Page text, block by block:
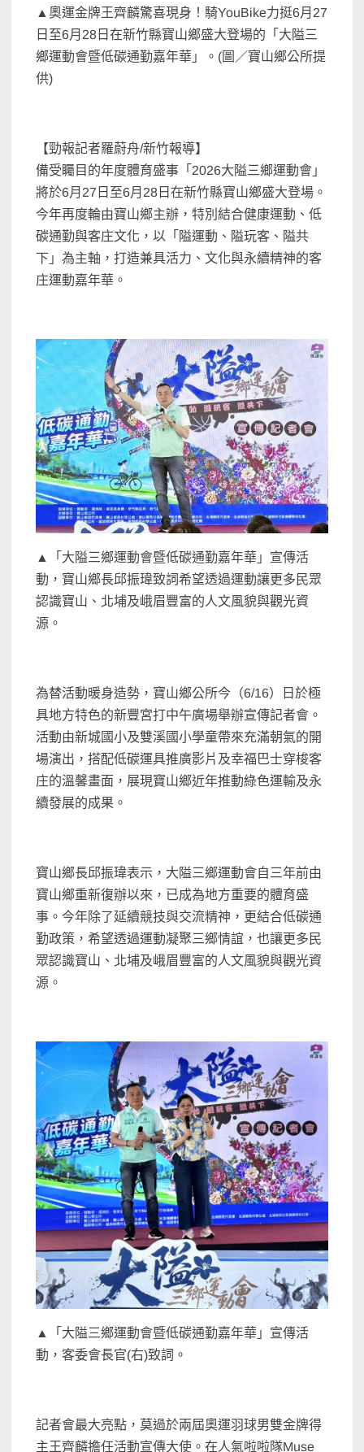
▲奧運金牌王齊麟驚喜現身！騎YouBike力挺6月27
日至6月28日在新竹縣寶山鄉盛大登場的「大隘三
鄉運動會暨低碳通勤嘉年華」。(圖／寶山鄉公所提
供)
【勁報記者羅蔚舟/新竹報導】
備受矚目的年度體育盛事「2026大隘三鄉運動會」
將於6月27日至6月28日在新竹縣寶山鄉盛大登場。
今年再度輪由寶山鄉主辦，特別結合健康運動、低
碳通勤與客庄文化，以「隘運動、隘玩客、隘共
下」為主軸，打造兼具活力、文化與永續精神的客
庄運動嘉年華。
▲「大隘三鄉運動會暨低碳通勤嘉年華」宣傳活
動，寶山鄉長邱振瑋致詞希望透過運動讓更多民眾
認識寶山、北埔及峨眉豐富的人文風貌與觀光資
源。
為替活動暖身造勢，寶山鄉公所今（6/16）日於極
具地方特色的新豐宮打中午廣場舉辦宣傳記者會。
活動由新城國小及雙溪國小學童帶來充滿朝氣的開
場演出，搭配低碳運具推廣影片及幸福巴士穿梭客
庄的溫馨畫面，展現寶山鄉近年推動綠色運輸及永
續發展的成果。
寶山鄉長邱振瑋表示，大隘三鄉運動會自三年前由
寶山鄉重新復辦以來，已成為地方重要的體育盛
事。今年除了延續競技與交流精神，更結合低碳通
勤政策，希望透過運動凝聚三鄉情誼，也讓更多民
眾認識寶山、北埔及峨眉豐富的人文風貌與觀光資
源。
▲「大隘三鄉運動會暨低碳通勤嘉年華」宣傳活
動，客委會長官(右)致詞。
記者會最大亮點，莫過於兩屆奧運羽球男雙金牌得
主王齊麟擔任活動宣傳大使。在人氣啦啦隊Muse